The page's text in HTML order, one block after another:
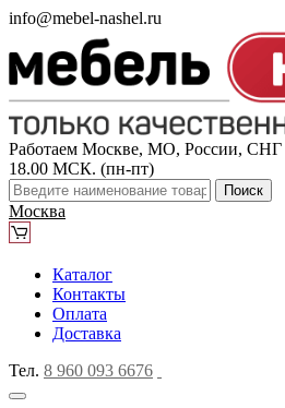
info@mebel-nashel.ru
Работаем Москве, МО, России, СНГ
18.00 МСК. (пн-пт)
Поиск
Москва
Каталог
Контакты
Оплата
Доставка
Тел. 8 960 093 6676